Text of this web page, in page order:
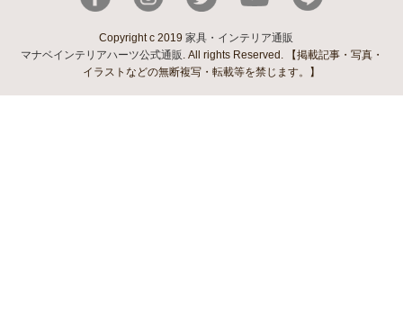
Copyright c 2019 家具・インテリア通販
マナベインテリアハーツ公式通販 . All rights Reserved. 【掲載記事・写真・
イラストなどの無断複写・転載等を禁じます。】